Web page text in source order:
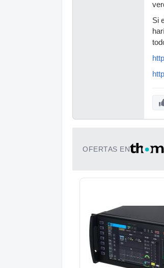
Si
OFERTAS EN